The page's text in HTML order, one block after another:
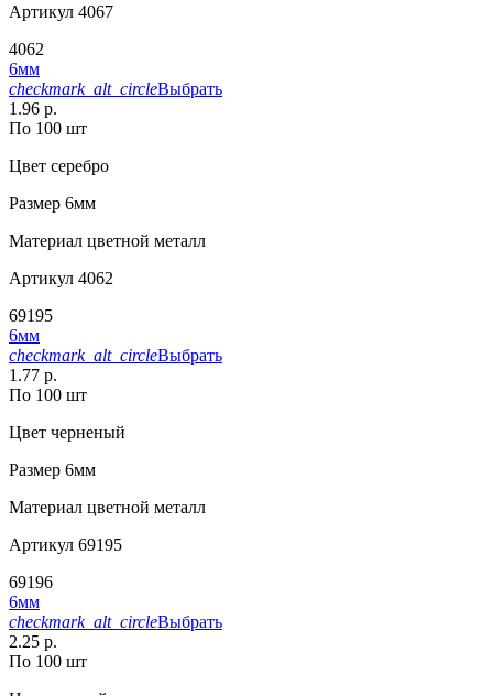
Артикул 4067
4062
6мм
checkmark_alt_circleВыбрать
1.96 р.
По 100 шт
Цвет серебро
Размер 6мм
Материал цветной металл
Артикул 4062
69195
6мм
checkmark_alt_circleВыбрать
1.77 р.
По 100 шт
Цвет черненый
Размер 6мм
Материал цветной металл
Артикул 69195
69196
6мм
checkmark_alt_circleВыбрать
2.25 р.
По 100 шт